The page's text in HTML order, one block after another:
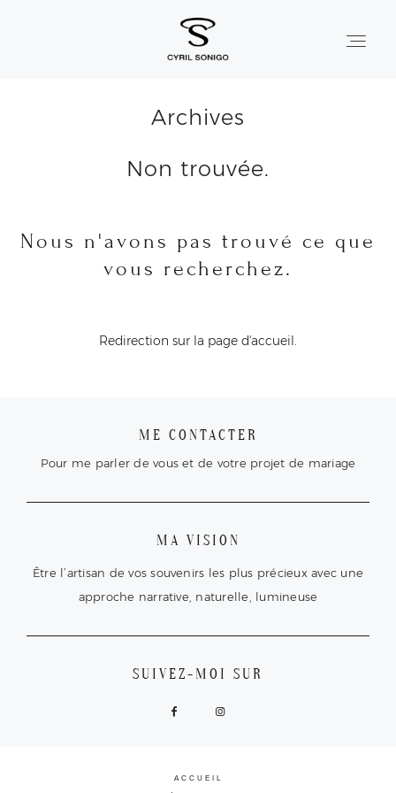
Archives
Non trouvée.
Nous n'avons pas trouvé ce que
vous recherchez.
Redirection sur la page d'accueil.
ACCUEIL
À PROPOS
HISTOIRES
ME CONTACTER
Pour me parler de vous et de votre projet de mariage
MA VISION
Être l’artisan de vos souvenirs les plus précieux avec une
approche narrative, naturelle, lumineuse
SUIVEZ-MOI SUR
ACCUEIL